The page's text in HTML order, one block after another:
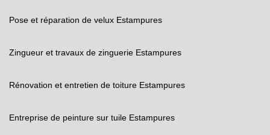
Pose et réparation de velux Estampures
Zingueur et travaux de zinguerie Estampures
Rénovation et entretien de toiture Estampures
Entreprise de peinture sur tuile Estampures